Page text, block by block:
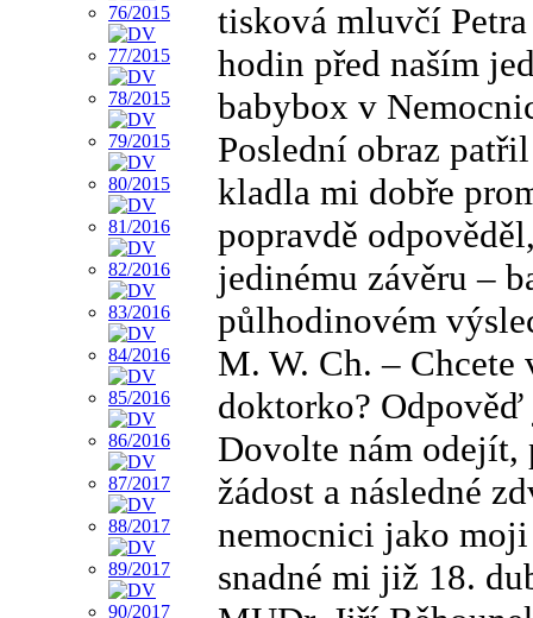
tisková mluvčí
hodin před naším
babybox v
Poslední obraz
kladla mi dobře
popravdě
jedinému závěru –
půlhodinovém
M. W. Ch. –
doktorko?
Dovolte nám odejít,
žádost a následné
nemocnici jako
snadné mi již 18.